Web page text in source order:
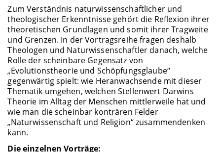
Zum Verständnis naturwissenschaftlicher und
theologischer Erkenntnisse gehört die Reflexion ihrer
theoretischen Grundlagen und somit ihrer Tragweite
und Grenzen. In der Vortragsreihe fragen deshalb
Theologen und Naturwissenschaftler danach, welche
Rolle der scheinbare Gegensatz von
„Evolutionstheorie und Schöpfungsglaube“
gegenwärtig spielt: wie Heranwachsende mit dieser
Thematik umgehen, welchen Stellenwert Darwins
Theorie im Alltag der Menschen mittlerweile hat und
wie man die scheinbar konträren Felder
„Naturwissenschaft und Religion“ zusammendenken
kann.
Die einzelnen Vorträge: